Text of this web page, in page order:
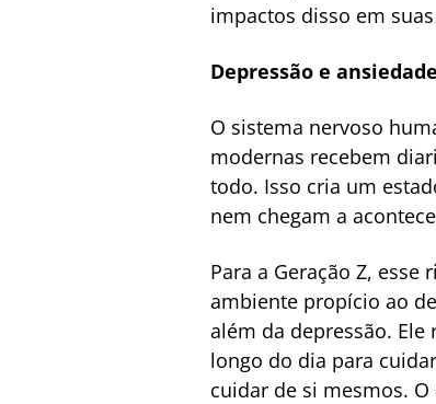
impactos disso em
Depressão e ansiedade
O sistema nervoso
modernas recebem
todo. Isso cria um
nem chegam a
Para a Geração Z,
ambiente propício ao
além da depressão.
longo do dia para
cuidar de si mesmos.